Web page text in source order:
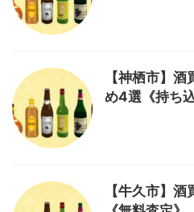
【神栖市】
め4選《持ち
【牛久市】